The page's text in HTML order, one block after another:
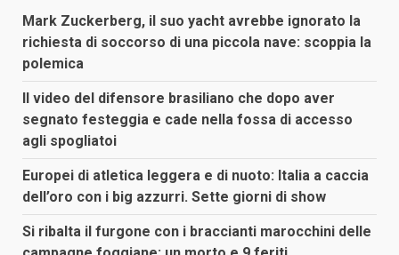
Mark Zuckerberg, il suo yacht avrebbe ignorato la
richiesta di soccorso di una piccola nave: scoppia la
polemica
Il video del difensore brasiliano che dopo aver
segnato festeggia e cade nella fossa di accesso
agli spogliatoi
Europei di atletica leggera e di nuoto: Italia a caccia
dell’oro con i big azzurri. Sette giorni di show
Si ribalta il furgone con i braccianti marocchini delle